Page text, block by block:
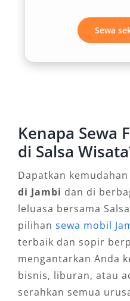
perjalanan jarak jauh
tenaga menurun. Ini
perjalanan ke luar
karena keandalannya.
3. Pilihan 4×4
Road
Fortuner tersedia
yang sangat cocok
berbukit atau jalur
kawasan hutan atau
pengguna yang
ekspedisi ke daerah
Sewa
Kenapa Sewa
di Salsa
Dapatkan kemudahan
di Jambi dan di
leluasa bersama
pilihan sewa mobil
terbaik dan sopir
mengantarkan Anda
bisnis, liburan, atau
serahkan semua